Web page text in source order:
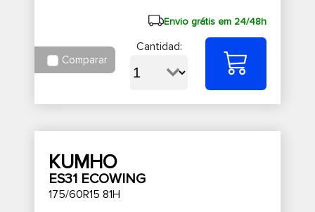
Envio grátis em 24/48h
Comparar
Cantidad:
KUMHO
ES31 ECOWING
175/60R15 81H